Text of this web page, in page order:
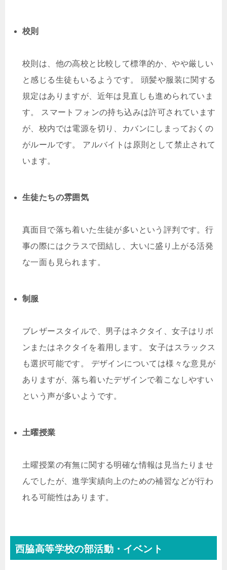
校則
校則は、他の高校と比較して標準的か、やや厳しい
と感じる生徒もいるようです。 頭髪や服装に関する
規定はありますが、近年は見直しも進められていま
す。 スマートフォンの持ち込みは許可されています
が、校内では電源を切り、カバンにしまっておくの
がルールです。 アルバイトは原則として禁止されて
います。
生徒たちの雰囲気
真面目で落ち着いた生徒が多いという評判です。行
事の際にはクラスで団結し、大いに盛り上がる活発
な一面も見られます。
制服
ブレザースタイルで、男子はネクタイ、女子はリボ
ンまたはネクタイを着用します。 女子はスラックス
も選択可能です。 デザインについては様々な意見が
ありますが、落ち着いたデザインで着こなしやすい
という声が多いようです。
土曜授業
土曜授業の有無に関する明確な情報は見当たりませ
んでしたが、進学実績向上のための補習などが行わ
れる可能性はあります。
西脇高等学校の部活動・イベント